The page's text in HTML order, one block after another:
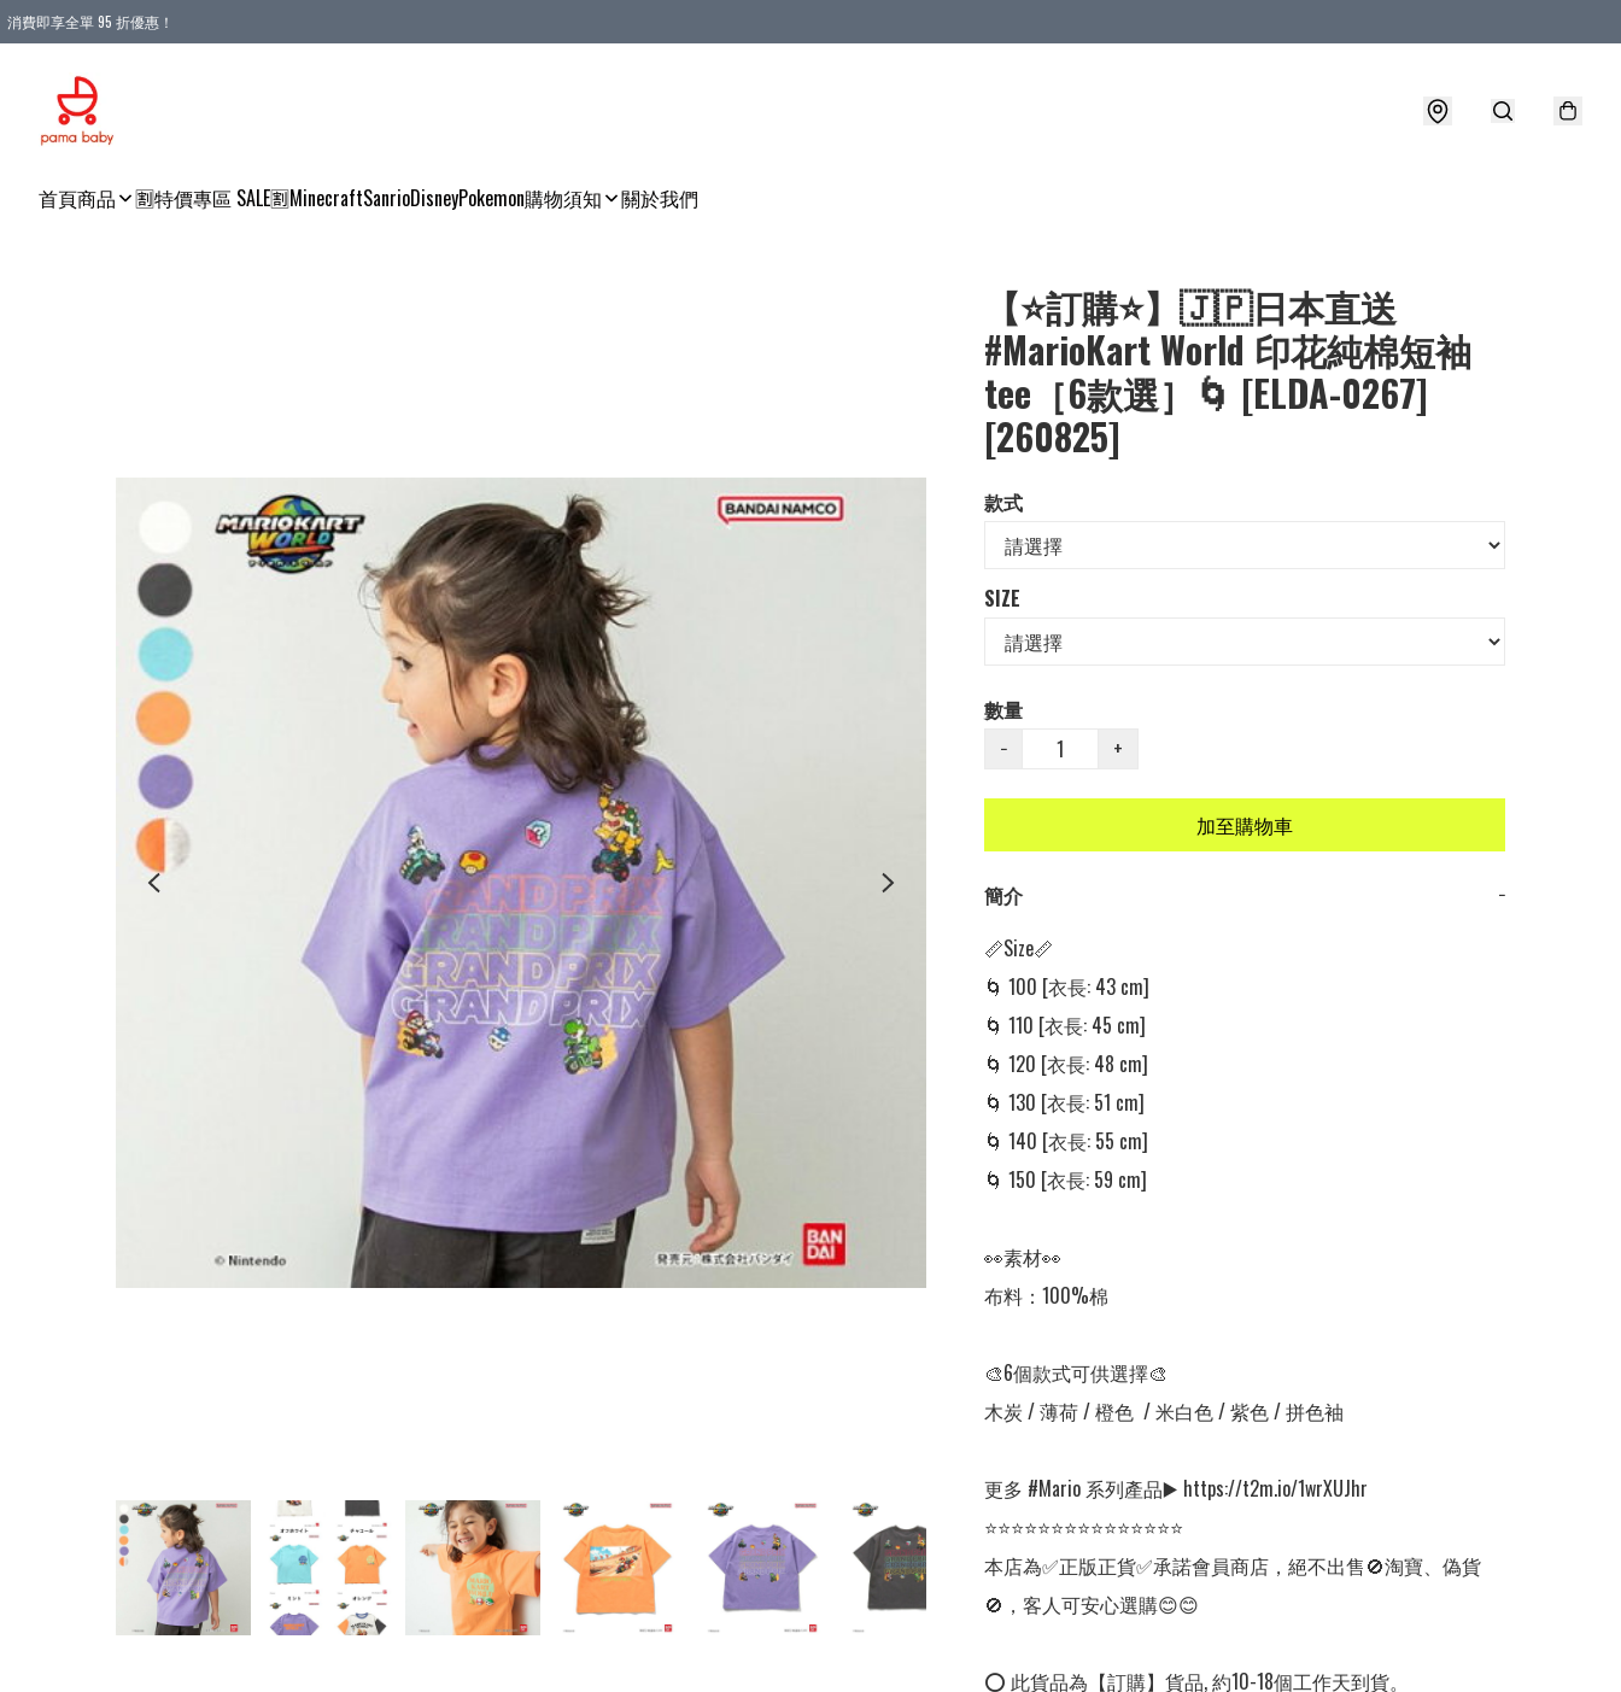
消費即享全單 95 折優惠！
首頁商品 🈹特價專區 SALE🈹MinecraftSanrioDisneyPokemon購物須知 關於我們
【⭐訂購⭐】🇯🇵日本直送
#MarioKart World 印花純棉短袖
tee［6款選］🌀 [ELDA-0267]
[260825]
款式
SIZE
數量
−
+
加至購物車
簡介
−
📏Size📏
🌀 100 [衣長: 43 cm]
🌀 110 [衣長: 45 cm]
🌀 120 [衣長: 48 cm]
🌀 130 [衣長: 51 cm]
🌀 140 [衣長: 55 cm]
🌀 150 [衣長: 59 cm]
👀素材👀
布料：100%棉
🎨6個款式可供選擇🎨
木炭 / 薄荷 / 橙色  / 米白色 / 紫色 / 拼色袖
更多 #Mario 系列產品▶️ https://t2m.io/1wrXUJhr
⭐⭐⭐⭐⭐⭐⭐⭐⭐⭐⭐⭐⭐⭐⭐
本店為✅正版正貨✅承諾會員商店，絕不出售🚫淘寶、偽貨
🚫，客人可安心選購😊😊
⭕ 此貨品為【訂購】貨品, 約10-18個工作天到貨。